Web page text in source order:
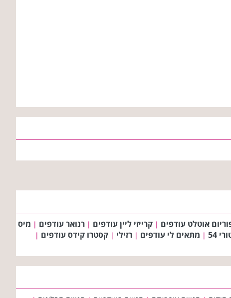
אוטלט עודפים | קרייזי ליין עודפים | רנואר עודפים | מיס
| מתאים לי עודפים | רזילי | קסטרו קידס עודפים |